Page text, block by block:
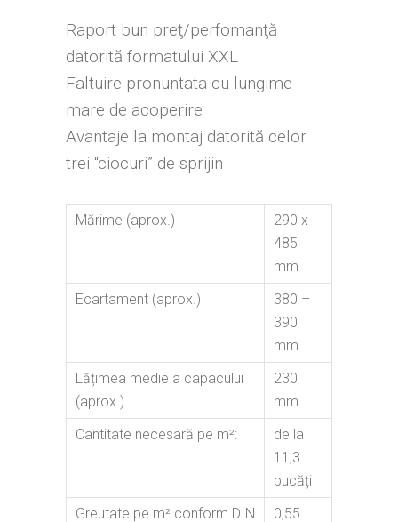
Raport bun preţ/perfomanţă
datorită formatului XXL
Faltuire pronuntata cu lungime
mare de acoperire
Avantaje la montaj datorită celor
trei “ciocuri” de sprijin
Mărime (aprox.)
290 x
485
mm
Ecartament (aprox.)
380 –
390
mm
Lățimea medie a capacului
(aprox.)
230
mm
Cantitate necesară pe m²:
de la
11,3
bucăți
Greutate pe m² conform DIN
0,55